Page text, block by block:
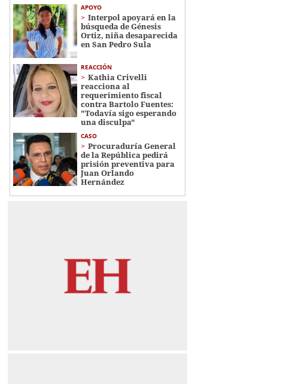
APOYO
Interpol apoyará en la
búsqueda de Génesis
Ortiz, niña desaparecida
en San Pedro Sula
REACCIÓN
Kathia Crivelli
reacciona al
requerimiento fiscal
contra Bartolo Fuentes:
"Todavía sigo esperando
una disculpa"
CASO
Procuraduría General
de la República pedirá
prisión preventiva para
Juan Orlando
Hernández